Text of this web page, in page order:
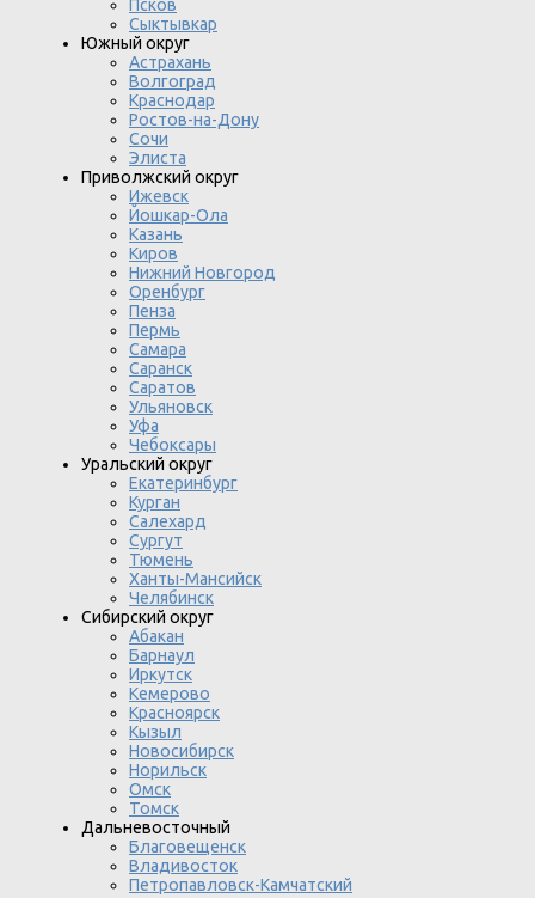
Псков
Сыктывкар
Южный округ
Астрахань
Волгоград
Краснодар
Ростов-на-Дону
Сочи
Элиста
Приволжский округ
Ижевск
Йошкар-Ола
Казань
Киров
Нижний Новгород
Оренбург
Пенза
Пермь
Самара
Саранск
Саратов
Ульяновск
Уфа
Чебоксары
Уральский округ
Екатеринбург
Курган
Салехард
Сургут
Тюмень
Ханты-Мансийск
Челябинск
Сибирский округ
Абакан
Барнаул
Иркутск
Кемерово
Красноярск
Кызыл
Новосибирск
Норильск
Омск
Томск
Дальневосточный
Благовещенск
Владивосток
Петропавловск-Камчатский